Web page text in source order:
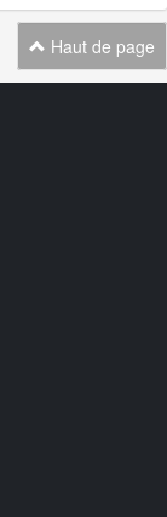
Haut de page